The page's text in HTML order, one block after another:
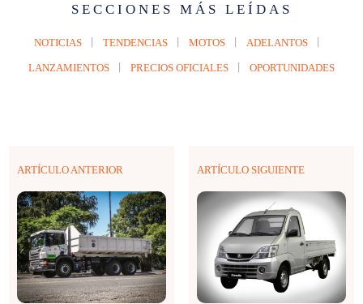
SECCIONES MÁS LEÍDAS
NOTICIAS TENDENCIAS MOTOS ADELANTOS
LANZAMIENTOS PRECIOS OFICIALES OPORTUNIDADES
ARTÍCULO ANTERIOR ARTÍCULO SIGUIENTE